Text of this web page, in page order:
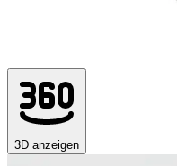
3D anzeigen